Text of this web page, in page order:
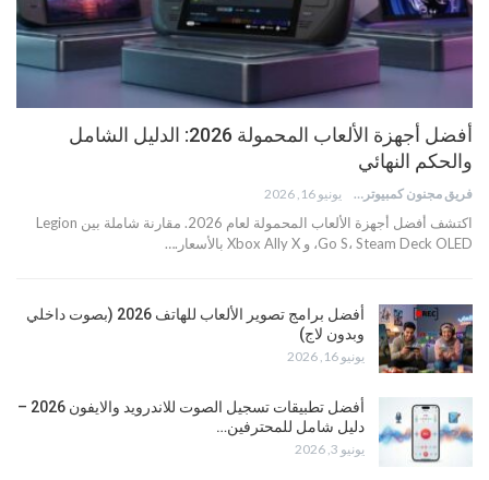
أفضل أجهزة الألعاب المحمولة 2026: الدليل الشامل
والحكم النهائي
فريق مجنون كمبيوتر يونيو 16, 2026
اكتشف أفضل أجهزة الألعاب المحمولة لعام 2026. مقارنة شاملة بين Legion
Go S، Steam Deck OLED، و Xbox Ally X بالأسعار.…
أفضل برامج تصوير الألعاب للهاتف 2026 (بصوت داخلي
وبدون لاج)
يونيو 16, 2026
أفضل تطبيقات تسجيل الصوت للاندرويد والايفون 2026 –
دليل شامل للمحترفين…
يونيو 3, 2026